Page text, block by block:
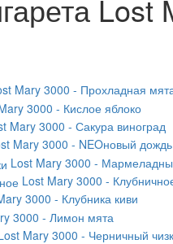
Lost
Mary 3000 - Прохладная
3000 - Кислое яблоко
Mary 3000 - Сакура виноград
Mary 3000 - NEOновый дождь
Lost Mary 3000 -
Lost Mary 3000 -
3000 - Клубника киви
3000 - Лимон мята
Mary 3000 - Черничный